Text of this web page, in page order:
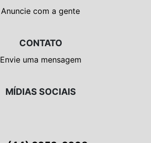
Anuncie com a gente
CONTATO
Envie uma mensagem
MÍDIAS SOCIAIS